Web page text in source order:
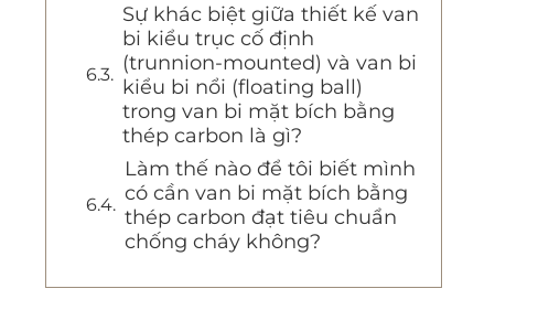
Sự khác biệt giữa thiết kế van
bi kiểu trục cố định
(trunnion-mounted) và van bi
kiểu bi nổi (floating ball)
trong van bi mặt bích bằng
thép carbon là gì?
Làm thế nào để tôi biết mình
có cần van bi mặt bích bằng
thép carbon đạt tiêu chuẩn
chống cháy không?